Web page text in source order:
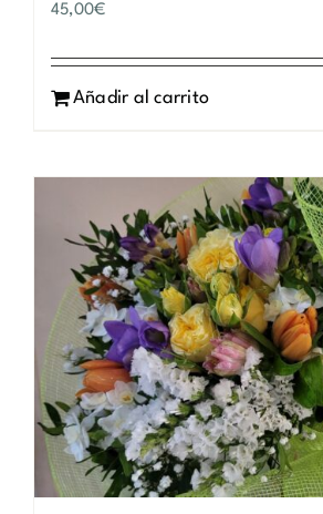
45,00€
Añadir al carrito